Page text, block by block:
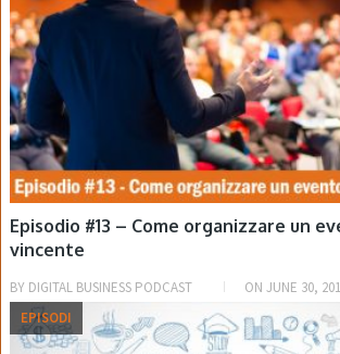
Episodio #13 – Come organizzare un
vincente
BY DIGITAL BUSINESS PODCAST ON JUNE 30,
EPISODI